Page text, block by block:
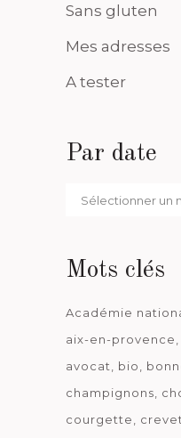
Sans gluten
Mes adresses
A tester
Par date
Par
Mots clés
Académie
aix-en-provence
avocat
bio
champignons
courgette